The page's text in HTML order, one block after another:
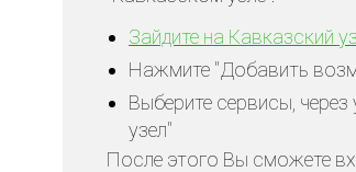
Зайдите на Кавказский
Нажмите "Добавить
Выберите сервисы,
узел"
После этого Вы сможете